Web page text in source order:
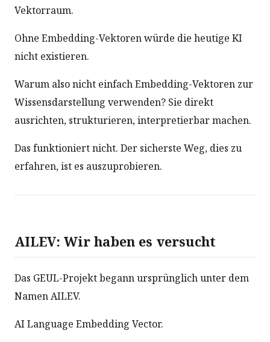
Vektorraum.
Ohne Embedding-Vektoren würde die heutige KI
nicht existieren.
Warum also nicht einfach Embedding-Vektoren zur
Wissensdarstellung verwenden? Sie direkt
ausrichten, strukturieren, interpretierbar machen.
Das funktioniert nicht. Der sicherste Weg, dies zu
erfahren, ist es auszuprobieren.
AILEV: Wir haben es versucht
Das GEUL-Projekt begann ursprünglich unter dem
Namen AILEV.
AI Language Embedding Vector.